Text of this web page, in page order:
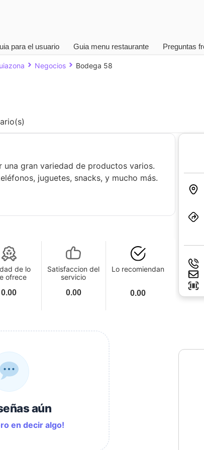
para el usuario Guia menu restaurante Preguntas
Negocios Bodega 58
una gran variedad de productos varios.
juguetes, snacks, y mucho más.
de lo
ofrece
0.00
Satisfaccion del
servicio
0.00
Lo recomiendan
0.00
aún
en decir algo!